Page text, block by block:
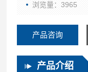
浏览量：3965
产品咨询
产品介绍